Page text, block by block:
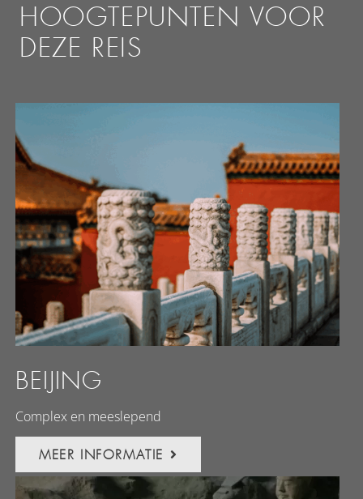
HOOGTEPUNTEN VOOR
DEZE REIS
BEIJING
Complex en meeslepend
MEER INFORMATIE